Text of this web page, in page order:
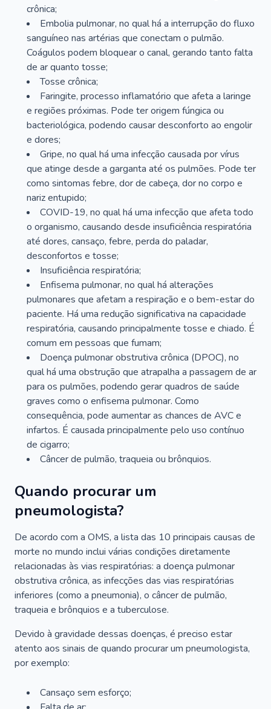
crônica;
Embolia pulmonar, no qual há a interrupção do fluxo
sanguíneo nas artérias que conectam o pulmão.
Coágulos podem bloquear o canal, gerando tanto falta
de ar quanto tosse;
Tosse crônica;
Faringite, processo inflamatório que afeta a laringe
e regiões próximas. Pode ter origem fúngica ou
bacteriológica, podendo causar desconforto ao engolir
e dores;
Gripe, no qual há uma infecção causada por vírus
que atinge desde a garganta até os pulmões. Pode ter
como sintomas febre, dor de cabeça, dor no corpo e
nariz entupido;
COVID-19, no qual há uma infecção que afeta todo
o organismo, causando desde insuficiência respiratória
até dores, cansaço, febre, perda do paladar,
desconfortos e tosse;
Insuficiência respiratória;
Enfisema pulmonar, no qual há alterações
pulmonares que afetam a respiração e o bem-estar do
paciente. Há uma redução significativa na capacidade
respiratória, causando principalmente tosse e chiado. É
comum em pessoas que fumam;
Doença pulmonar obstrutiva crônica (DPOC), no
qual há uma obstrução que atrapalha a passagem de ar
para os pulmões, podendo gerar quadros de saúde
graves como o enfisema pulmonar. Como
consequência, pode aumentar as chances de AVC e
infartos. É causada principalmente pelo uso contínuo
de cigarro;
Câncer de pulmão, traqueia ou brônquios.
Quando procurar um
pneumologista?
De acordo com a OMS, a lista das 10 principais causas de
morte no mundo inclui várias condições diretamente
relacionadas às vias respiratórias: a doença pulmonar
obstrutiva crônica, as infecções das vias respiratórias
inferiores (como a pneumonia), o câncer de pulmão,
traqueia e brônquios e a tuberculose.
Devido à gravidade dessas doenças, é preciso estar
atento aos sinais de quando procurar um pneumologista,
por exemplo:
Cansaço sem esforço;